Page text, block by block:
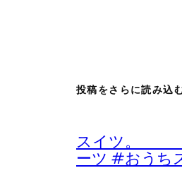
投稿をさらに読み込
スイツ。 #
ーツ #おうち